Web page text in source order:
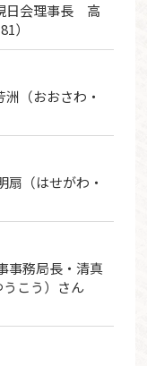
日会理事長 高
）
（おおさわ・
（はせがわ・
事務局長・清真
こう）さん